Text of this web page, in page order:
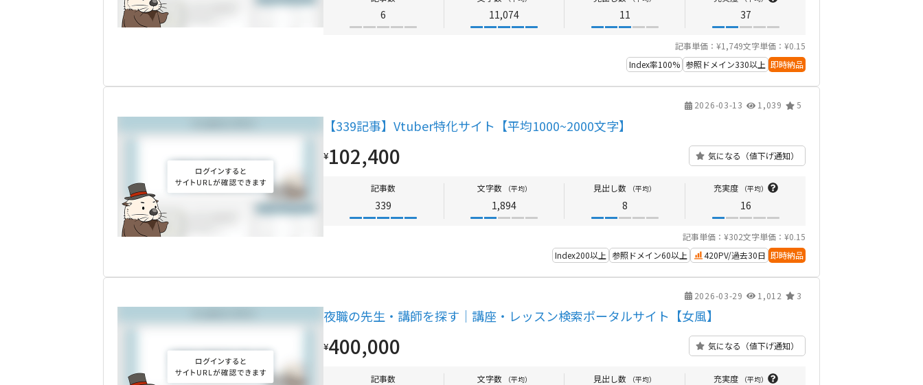
6 11,074 11 37
記事単価：¥1,749文字単価：¥0.15
Index率100% 参照ドメイン330以上 即時納品
2026-03-13 1,039 5
【339記事】Vtuber特化サイト【平均1000~2000文字】
¥102,400 気になる（値下げ通知）
記事数
339
文字数 （平均）
1,894
見出し数 （平均）
8
充実度 （平均）
16
記事単価：¥302文字単価：¥0.15
Index200以上 参照ドメイン60以上 420PV/過去30日 即時納品
2026-03-29 1,012 3
夜職の先生・講師を探す｜講座・レッスン検索ポータルサイト【女風】
¥400,000 気になる（値下げ通知）
記事数 文字数 （平均） 見出し数 （平均） 充実度 （平均）